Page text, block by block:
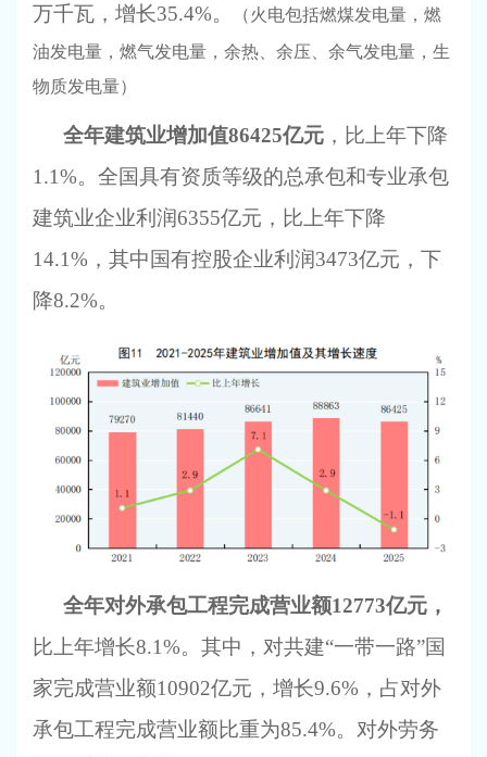
万千瓦，增长35.4%。
（火电包括燃煤发电量，燃
油发电量，燃气发电量，余热、余压、余气发电量，生
物质发电量）
全年建筑业增加值86425亿元 ，比上年下降
1.1%。全国具有资质等级的总承包和专业承包
建筑业企业利润6355亿元，比上年下降
14.1%，其中国有控股企业利润3473亿元，下
降8.2%。
全年对外承包工程完成营业额12773亿元，
比上年增长8.1%。其中，对共建“一带一路”国
家完成营业额10902亿元，增长9.6%，占对外
承包工程完成营业额比重为85.4%。对外劳务